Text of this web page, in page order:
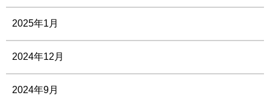
2025年1月
2024年12月
2024年9月